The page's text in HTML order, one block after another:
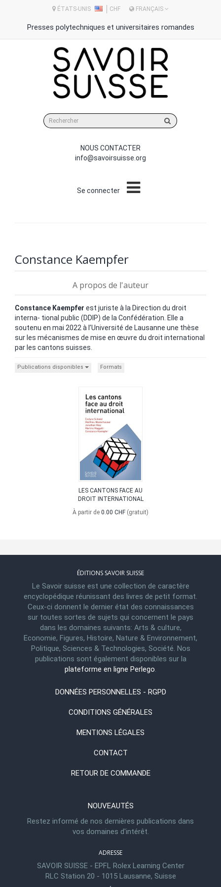
ÉTATS-UNIS CHF FRANÇAIS
Presses polytechniques et universitaires romandes
sur
site
NOUS CONTACTER
info@savoirsuisse.org
Se connecter
Constance Kaempfer
A propos de l'auteur
Constance Kaempfer est juriste à la Direction du droit
interna- tional public (DDIP) de la Confédération. Elle a
soutenu en mai 2022 à l’Université de Lausanne une thèse
sur les mécanismes de mise en œuvre du droit international
par les cantons suisses.
Publications disponibles Formats
LES CANTONS FACE AU
DROIT INTERNATIONAL
À partir de 0.00 CHF (gratuit)
ÉDITIONS SAVOIR SUISSE
Le Savoir suisse est une collection de caractère
encyclopédique réunissant des livres de petit format.
Ceux-ci donnent le dernier état des connaissances
sur toutes sortes de sujets qui concernent le pays
dans les domaines suivants: Arts & culture,
Economie, Figures, Histoire, Nature & Environnement,
Politique, Sciences & Technologies, Société. Nos
publications sont également disponibles sur la
plateforme en ligne Perlego.
DONNÉES PERSONNELLES - RGPD
CONDITIONS GÉNÉRALES
MENTIONS LÉGALES
CONTACT
RETOUR DE COMMANDE
NOUVEAUTÉS
Restez informé de nos dernières publications dans
vos domaines d'intérêt.
ADRESSE
SAVOIR SUISSE - EPFL Rolex Learning Center
RLC Station 20 - 1015 Lausanne, Suisse